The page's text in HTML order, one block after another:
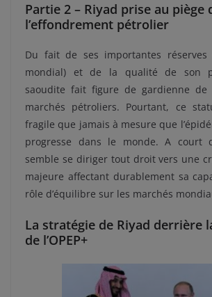
Partie 2 – Riyad prise au piège
l’effondrement pétrolier
Du fait de ses importantes
mondial) et de la qualité de son
saoudite fait figure de gardienne
marchés pétroliers. Pourtant, ce
fragile que jamais à mesure que
progresse dans le monde. A court
semble se diriger tout droit vers une
majeure affectant durablement sa
rôle d’équilibre sur les marchés
La stratégie de Riyad derrière
de l’OPEP+